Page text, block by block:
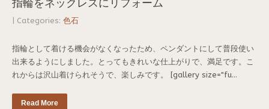
指輪をネックレスにリフォーム
| Categories: 色石
指輪として着ける機会がなくなったため、ペンダントにして普段使い
出来るようにしました。とってもきれいな仕上がりで、満足です。こ
れからは沢山着けられそうで、楽しみです。 [gallery size="fu...
Read More